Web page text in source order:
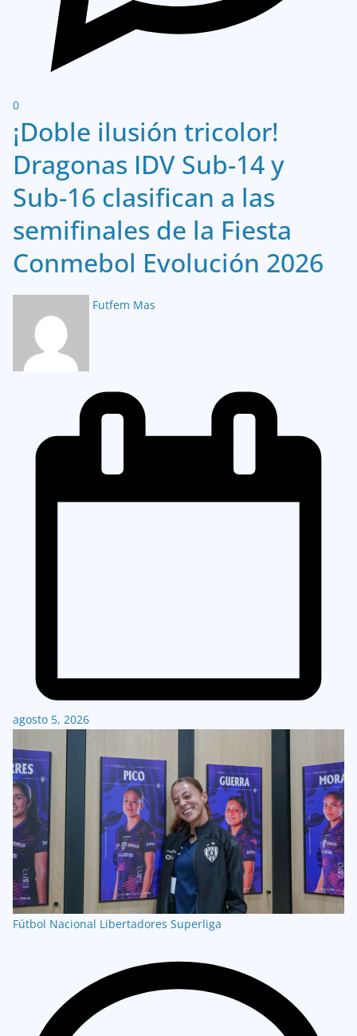
0
¡Doble ilusión tricolor!
Dragonas IDV Sub-14 y
Sub-16 clasifican a las
semifinales de la Fiesta
Conmebol Evolución 2026
Futfem Mas
agosto 5, 2026
Fútbol Nacional Libertadores Superliga